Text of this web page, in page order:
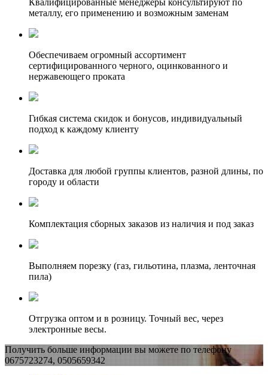
Квалифицированные менеджеры консультируют по
металлу, его применению и возможным заменам
Обеспечиваем огромный ассортимент
сертифицированного черного, оцинкованного и
нержавеющего проката
Гибкая система скидок и бонусов, индивидуальный
подход к каждому клиенту
Доставка для любой группы клиентов, разной длины, по
городу и области
Комплектация сборных заказов из наличия и под заказ
Выполняем порезку (газ, гильотина, плазма, ленточная
пила)
Отгрузка оптом и в розницу. Точный вес, через
электронные весы.
Получить больше информации вы можете по телефону
0675723274, 0505659342